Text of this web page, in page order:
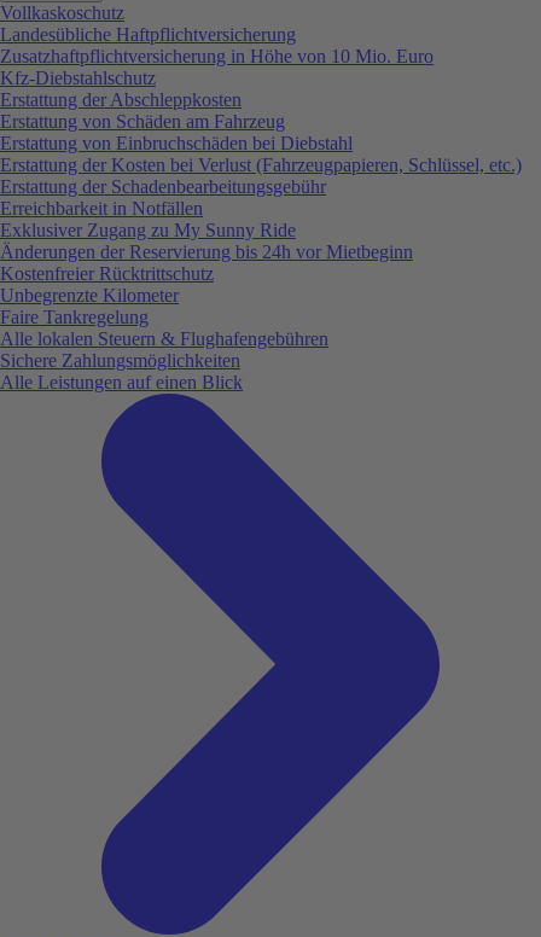
Vollkaskoschutz
Landesübliche Haftpflichtversicherung
Zusatzhaftpflichtversicherung in Höhe von 10 Mio. Euro
Kfz-Diebstahlschutz
Erstattung der Abschleppkosten
Erstattung von Schäden am Fahrzeug
Erstattung von Einbruchschäden bei Diebstahl
Erstattung der Kosten bei Verlust (Fahrzeugpapieren, Schlüssel, etc.)
Erstattung der Schadenbearbeitungsgebühr
Erreichbarkeit in Notfällen
Exklusiver Zugang zu My Sunny Ride
Änderungen der Reservierung bis 24h vor Mietbeginn
Kostenfreier Rücktrittschutz
Unbegrenzte Kilometer
Faire Tankregelung
Alle lokalen Steuern & Flughafengebühren
Sichere Zahlungsmöglichkeiten
Alle Leistungen auf einen Blick